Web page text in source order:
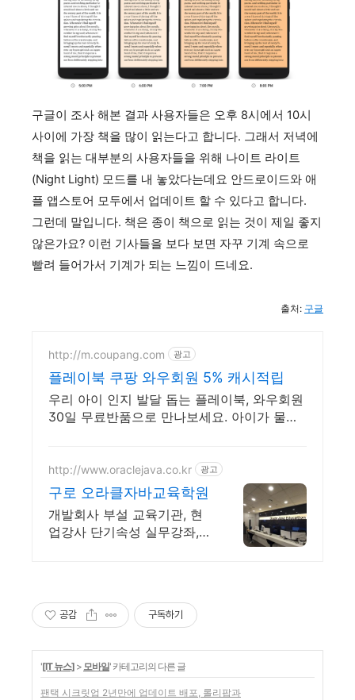
구글이 조사 해본 결과 사용자들은 오후 8시에서 10시
사이에 가장 책을 많이 읽는다고 합니다. 그래서 저녁에
책을 읽는 대부분의 사용자들을 위해 나이트 라이트
(Night Light) 모드를 내 놓았다는데요 안드로이드와 애
플 앱스토어 모두에서 업데이트 할 수 있다고 합니다.
그런데 말입니다. 책은 종이 책으로 읽는 것이 제일 좋지
않은가요? 이런 기사들을 보다 보면 자꾸 기계 속으로
빨려 들어가서 기계가 되는 느낌이 드네요.
출처: 구글
http://m.coupang.com 광고
플레이북 쿠팡 와우회원 5% 캐시적립
우리 아이 인지 발달 돕는 플레이북, 와우회원
30일 무료반품으로 만나보세요. 아이가 물고
http://www.oraclejava.co.kr 광고
구로 오라클자바교육학원
개발회사 부설 교육기관, 현
업강사 단기속성 실무강좌,
공감 구독하기
'[IT 뉴스] > 모바일' 카테고리의 다른 글
팬택 시크릿업 2년만에 업데이트 배포, 롤리팝과